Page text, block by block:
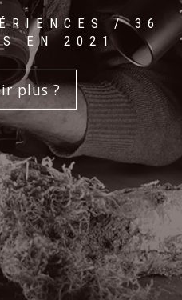
/ 36
EN 2021
plus ?